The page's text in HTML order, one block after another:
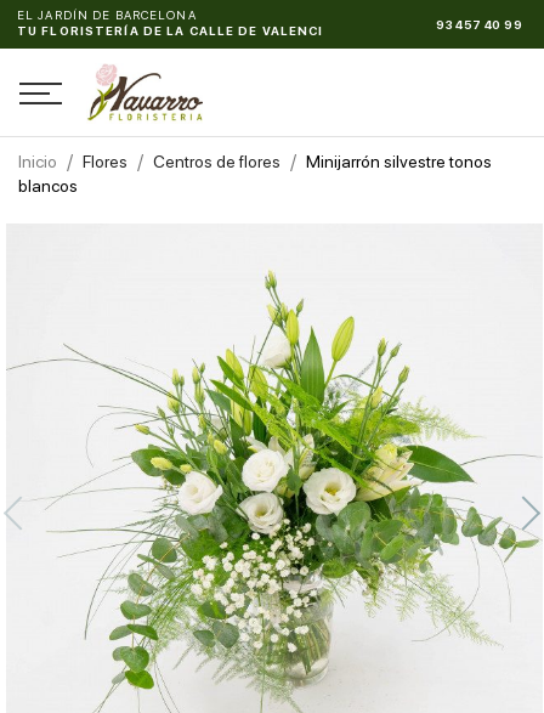
EL JARDÍN DE BARCELONA
TU FLORISTERÍA DE LA CALLE DE VALENCIA, 320
93 457 40 99
Inicio Flores Centros de flores
Minijarrón silvestre tonos
blancos